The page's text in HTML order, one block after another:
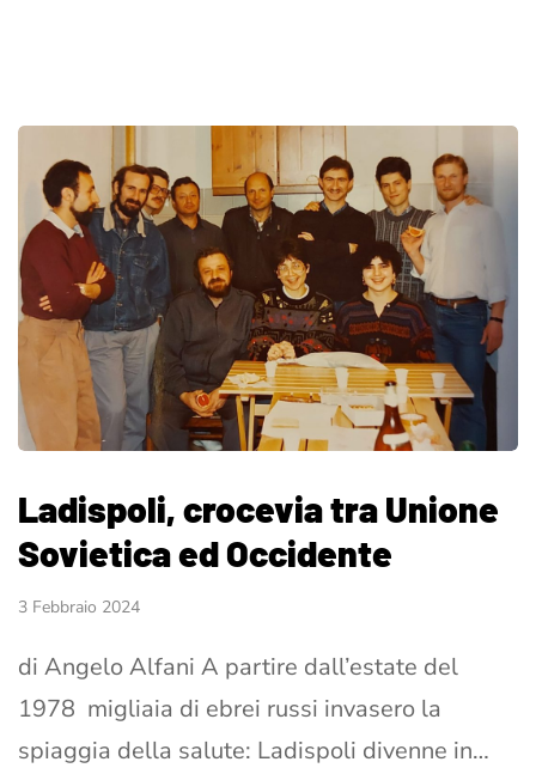
Ladispoli, crocevia tra Unione
Sovietica ed Occidente
3 Febbraio 2024
di Angelo Alfani A partire dall’estate del
1978 migliaia di ebrei russi invasero la
spiaggia della salute: Ladispoli divenne in…